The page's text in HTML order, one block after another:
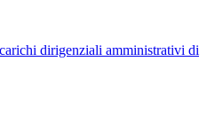
dirigenziali amministrativi di